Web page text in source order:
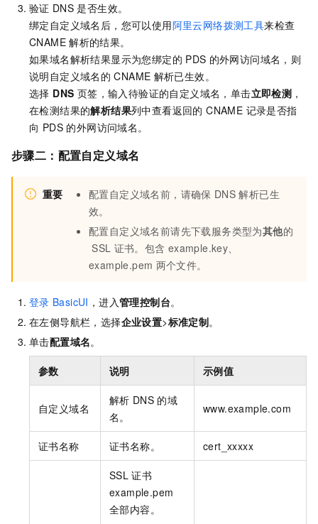
验证 DNS 是否生效。
绑定自定义域名后，您可以使用阿里云网络拨测工具来检查
CNAME 解析的结果。
如果域名解析结果显示为您绑定的 PDS 的外网访问域名，则
说明自定义域名的 CNAME 解析已生效。
选择 DNS 页签，输入待验证的自定义域名，单击立即检测 ，
在检测结果的解析结果列中查看返回的 CNAME 记录是否指
向 PDS 的外网访问域名。
步骤二：配置自定义域名
重要 配置自定义域名前，请确保 DNS 解析已生
效。
配置自定义域名前请先下载服务类型为其他的
SSL 证书。包含 example.key、
example.pem 两个文件。
登录 BasicUI ，进入管理控制台。
在左侧导航栏，选择企业设置>标准定制。
单击配置域名。
参数 说明 示例值
自定义域名
解析 DNS 的域
名。
www.example.com
证书名称 证书名称。 cert_xxxxx
SSL 证书
example.pem
全部内容。